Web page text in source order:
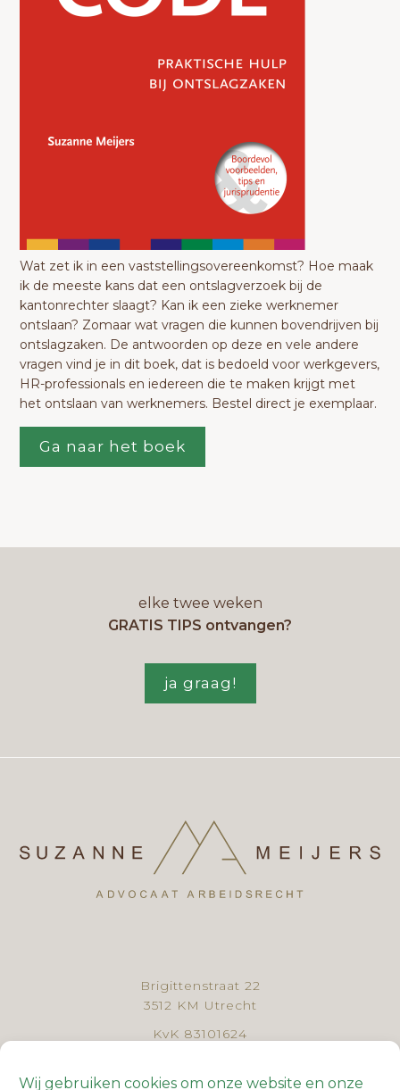
Wij gebruiken cookies om onze website en onze
Wat zet ik in een vaststellingsovereenkomst? Hoe maak
ik de meeste kans dat een ontslagverzoek bij de
kantonrechter slaagt? Kan ik een zieke werknemer
ontslaan? Zomaar wat vragen die kunnen bovendrijven bij
ontslagzaken. De antwoorden op deze en vele andere
vragen vind je in dit boek, dat is bedoeld voor werkgevers,
HR-professionals en iedereen die te maken krijgt met
het ontslaan van werknemers. Bestel direct je exemplaar.
Ga naar het boek
elke twee weken
GRATIS TIPS ontvangen?
ja graag!
Brigittenstraat 22
3512 KM Utrecht
KvK 83101624
030 - 307 44 61